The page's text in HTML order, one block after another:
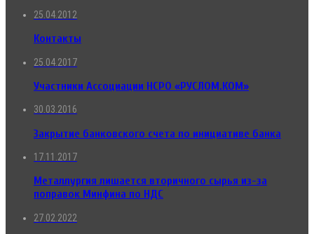
25.04.2012
Контакты
25.04.2017
Участники Ассоциации НСРО «РУСЛОМ.КОМ»
30.03.2016
Закрытие банковского счета по инициативе банка
17.11.2017
Металлургия лишается вторичного сырья из-за
поправок Минфина по НДС
27.02.2022